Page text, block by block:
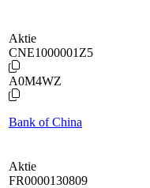
Aktie
CNE1000001Z5
A0M4WZ
Bank of China
Aktie
FR0000130809